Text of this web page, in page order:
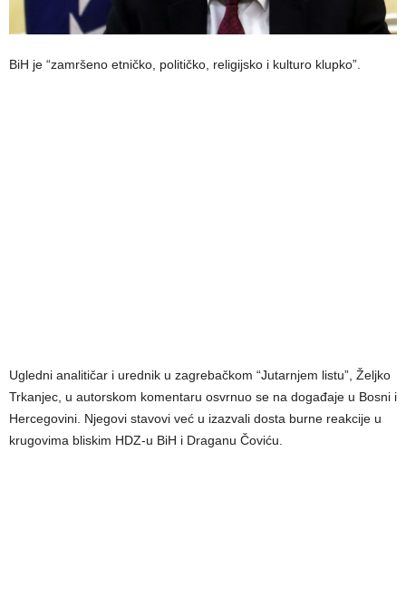
BiH je “zamršeno etničko, političko, religijsko i kulturo klupko”.
Ugledni analitičar i urednik u zagrebačkom “Jutarnjem listu”, Željko
Trkanjec, u autorskom komentaru osvrnuo se na događaje u Bosni i
Hercegovini. Njegovi stavovi već u izazvali dosta burne reakcije u
krugovima bliskim HDZ-u BiH i Draganu Čoviću.